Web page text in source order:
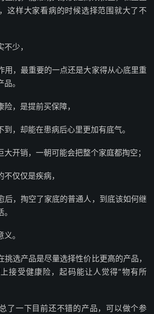
这样大家看病的时候选择范围就大了不
少，
用，最重要的一点还是大家得从心底里重
。
，是提前买保障，
到，却能在患病后心里更加有底气。
大开销，一朝可能会把整个家庭都掏空；
仅仅是疾病，
后，掏空了家底的普通人，到底该如何继
。
挑选产品是尽量选择性价比更高的产品，
接受健康险，起码能让人觉得“物有所
了一下目前还不错的产品，可以做个参